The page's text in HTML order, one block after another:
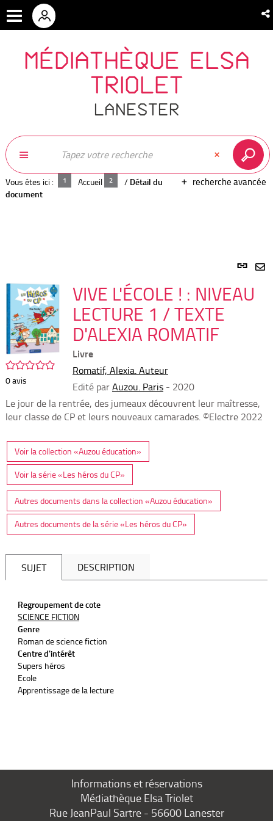
MÉDIATHÈQUE ELSA
TRIOLET
LANESTER
recherche avancée
Vous êtes ici : Accueil / Détail du
document
Lien
/5
0avis
VIVE L'ÉCOLE ! : NIVEAU
LECTURE 1 / TEXTE
D'ALEXIA ROMATIF
Livre
Romatif, Alexia. Auteur
Edité parAuzou. Paris - 2020
Le jour de la rentrée, des jumeaux découvrent leur maîtresse,
leur classe de CP et leurs nouveaux camarades. ©Electre 2022
Voir la collection «Auzou éducation»
Voir la série «Les héros du CP»
Autres documents dans la collection «Auzou éducation»
Autres documents de la série «Les héros du CP»
SUJET DESCRIPTION
Regroupement de cote
SCIENCE FICTION
Genre
Roman de science fiction
Centre d'intérêt
Supers héros
Ecole
Apprentissage de la lecture
Informations et réservations
Médiathèque Elsa Triolet
Rue JeanPaul Sartre - 56600 Lanester